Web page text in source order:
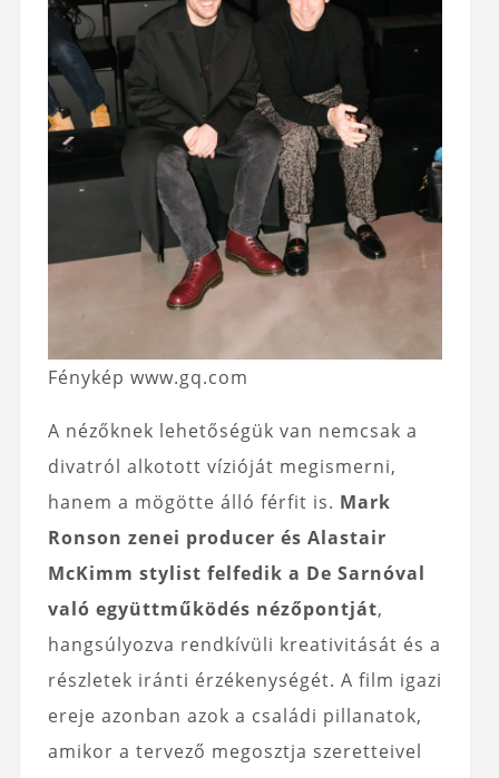
Fénykép www.gq.com
A nézőknek lehetőségük van nemcsak a
divatról alkotott vízióját megismerni,
hanem a mögötte álló férfit is. Mark
Ronson zenei producer és Alastair
McKimm stylist felfedik a De Sarnóval
való együttműködés nézőpontját,
hangsúlyozva rendkívüli kreativitását és a
részletek iránti érzékenységét. A film igazi
ereje azonban azok a családi pillanatok,
amikor a tervező megosztja szeretteivel